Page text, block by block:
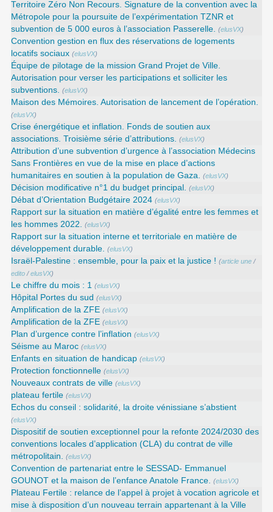
Territoire Zéro Non Recours. Signature de la convention avec la
Métropole pour la poursuite de l’expérimentation TZNR et
subvention de 5 000 euros à l’association Passerelle. (elusVX)
Convention gestion en flux des réservations de logements
locatifs sociaux (elusVX)
Équipe de pilotage de la mission Grand Projet de Ville.
Autorisation pour verser les participations et solliciter les
subventions. (elusVX)
Maison des Mémoires. Autorisation de lancement de l’opération.
(elusVX)
Crise énergétique et inflation. Fonds de soutien aux
associations. Troisième série d’attributions. (elusVX)
Attribution d’une subvention d’urgence à l’association Médecins
Sans Frontières en vue de la mise en place d’actions
humanitaires en soutien à la population de Gaza. (elusVX)
Décision modificative n°1 du budget principal. (elusVX)
Débat d’Orientation Budgétaire 2024 (elusVX)
Rapport sur la situation en matière d’égalité entre les femmes et
les hommes 2022. (elusVX)
Rapport sur la situation interne et territoriale en matière de
développement durable. (elusVX)
Israël-Palestine : ensemble, pour la paix et la justice ! (article une /
edito /elusVX)
Le chiffre du mois : 1 (elusVX)
Hôpital Portes du sud (elusVX)
Amplification de la ZFE (elusVX)
Amplification de la ZFE (elusVX)
Plan d’urgence contre l’inflation (elusVX)
Séisme au Maroc (elusVX)
Enfants en situation de handicap (elusVX)
Protection fonctionnelle (elusVX)
Nouveaux contrats de ville (elusVX)
plateau fertile (elusVX)
Echos du conseil : solidarité, la droite vénissiane s’abstient
(elusVX)
Dispositif de soutien exceptionnel pour la refonte 2024/2030 des
conventions locales d’application (CLA) du contrat de ville
métropolitain. (elusVX)
Convention de partenariat entre le SESSAD- Emmanuel
GOUNOT et la maison de l’enfance Anatole France. (elusVX)
Plateau Fertile : relance de l’appel à projet à vocation agricole et
mise à disposition d’un nouveau terrain appartenant à la Ville